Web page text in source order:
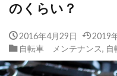
のくらい？
2016年4月29日
2019
自転車 メンテナンス, 自